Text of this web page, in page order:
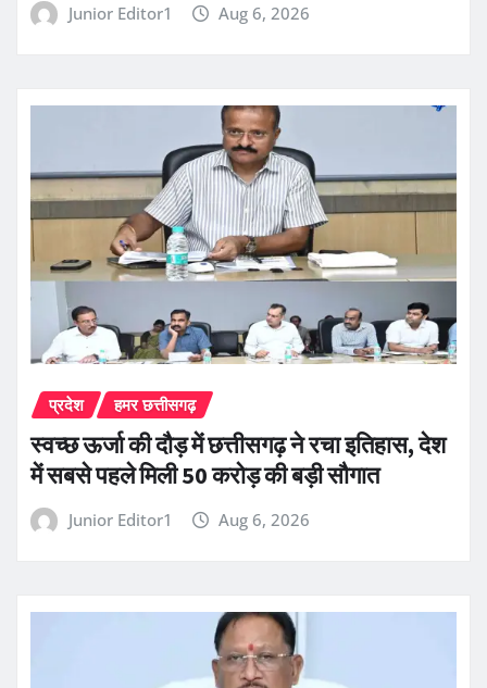
Junior Editor1 Aug 6, 2026
प्रदेश हमर छत्तीसगढ़
स्वच्छ ऊर्जा की दौड़ में छत्तीसगढ़ ने रचा इतिहास, देश
में सबसे पहले मिली 50 करोड़ की बड़ी सौगात
Junior Editor1 Aug 6, 2026